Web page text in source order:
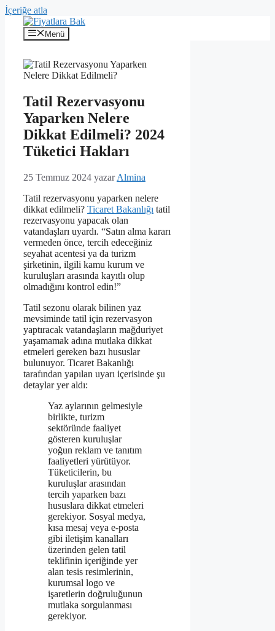
İçeriğe atla
Menü
Tatil Rezervasyonu
Yaparken Nelere
Dikkat Edilmeli? 2024
Tüketici Hakları
25 Temmuz 2024 yazarAlmina
Tatil rezervasyonu yaparken nelere
dikkat edilmeli? Ticaret Bakanlığı tatil
rezervasyonu yapacak olan
vatandaşları uyardı. “Satın alma kararı
vermeden önce, tercih edeceğiniz
seyahat acentesi ya da turizm
şirketinin, ilgili kamu kurum ve
kuruluşları arasında kayıtlı olup
olmadığını kontrol edin!”
Tatil sezonu olarak bilinen yaz
mevsiminde tatil için rezervasyon
yaptıracak vatandaşların mağduriyet
yaşamamak adına mutlaka dikkat
etmeleri gereken bazı hususlar
bulunuyor. Ticaret Bakanlığı
tarafından yapılan uyarı içerisinde şu
detaylar yer aldı:
Yaz aylarının gelmesiyle
birlikte, turizm
sektöründe faaliyet
gösteren kuruluşlar
yoğun reklam ve tanıtım
faaliyetleri yürütüyor.
Tüketicilerin, bu
kuruluşlar arasından
tercih yaparken bazı
hususlara dikkat etmeleri
gerekiyor. Sosyal medya,
kısa mesaj veya e-posta
gibi iletişim kanalları
üzerinden gelen tatil
teklifinin içeriğinde yer
alan tesis resimlerinin,
kurumsal logo ve
işaretlerin doğruluğunun
mutlaka sorgulanması
gerekiyor.